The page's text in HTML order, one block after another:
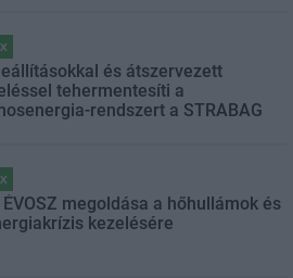
és átszervezett
tehermentesíti a
rendszert a STRABAG
megoldása a hőhullámok és
kezelésére